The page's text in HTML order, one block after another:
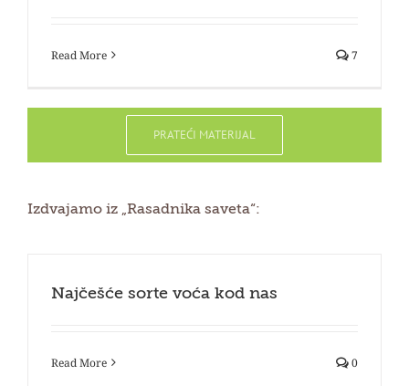
Read More 7
PRATEĆI MATERIJAL
Izdvajamo iz „Rasadnika saveta“:
Najčešće sorte voća kod nas
Read More 0